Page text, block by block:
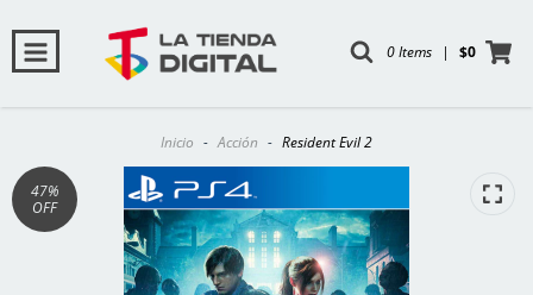
0 Items | $0
Inicio - Acción - Resident Evil 2
47%
OFF